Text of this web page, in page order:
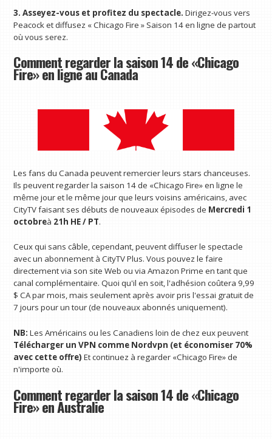
3. Asseyez-vous et profitez du spectacle.Dirigez-vous vers
Peacock et diffusez « Chicago Fire » Saison 14 en ligne de partout
où vous serez.
Comment regarder la saison 14 de «Chicago
Fire» en ligne au Canada
Les fans du Canada peuvent remercier leurs stars chanceuses.
Ils peuvent regarder la saison 14 de «Chicago Fire» en ligne le
même jour et le même jour que leurs voisins américains, avec
CityTV faisant ses débuts de nouveaux épisodes de Mercredi 1
octobreà 21h HE / PT.
Ceux qui sans câble, cependant, peuvent diffuser le spectacle
avec un abonnement à CityTV Plus. Vous pouvez le faire
directement via son site Web ou via Amazon Prime en tant que
canal complémentaire. Quoi qu'il en soit, l'adhésion coûtera 9,99
$ CA par mois, mais seulement après avoir pris l'essai gratuit de
7 jours pour un tour (de nouveaux abonnés uniquement).
NB: Les Américains ou les Canadiens loin de chez eux peuvent
Télécharger un VPN comme Nordvpn (et économiser 70%
avec cette offre) Et continuez à regarder «Chicago Fire» de
n'importe où.
Comment regarder la saison 14 de «Chicago
Fire» en Australie